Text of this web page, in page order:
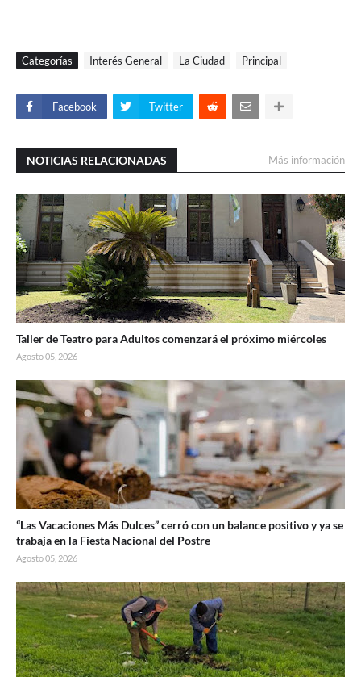
Categorías Interés General La Ciudad Principal
Facebook Twitter
NOTICIAS RELACIONADAS Más información
Taller de Teatro para Adultos comenzará el próximo miércoles
Agosto 05, 2026
“Las Vacaciones Más Dulces” cerró con un balance positivo y ya se
trabaja en la Fiesta Nacional del Postre
Agosto 05, 2026